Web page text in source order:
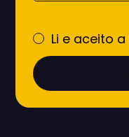
Li e aceito a